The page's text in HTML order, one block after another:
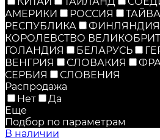
АМЕРИКИ
РОССИЯ
РЕСПУБЛИКА
ФИНЛЯНДИЯ
КОРОЛЕВСТВО
ГОЛАНДИЯ
БЕЛАРУСЬ
ВЕНГРИЯ
СЛОВАКИЯ
СЕРБИЯ
СЛОВЕНИЯ
Распродажа
Нет
Да
Еще
Подбор по параметрам
В наличии